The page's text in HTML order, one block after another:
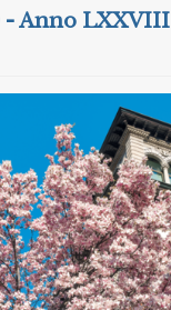
- Anno LXXVIII